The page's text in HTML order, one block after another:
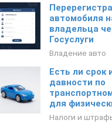
автомобиля
владельца
Госуслуги
Владение авто
Есть ли срок
давности по
для
Налоги и